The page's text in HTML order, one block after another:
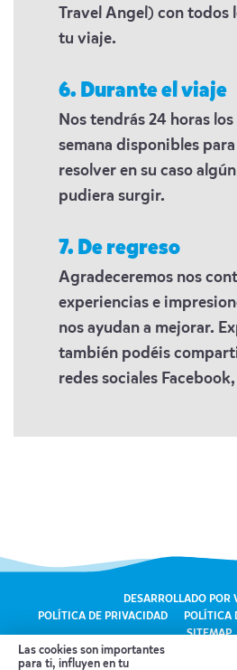
Travel Angel) con todos
tu viaje.
6. Durante el viaje
Nos tendrás 24 horas los
semana disponibles
resolver en su caso
pudiera surgir.
7. De regreso
Agradeceremos nos
experiencias e
nos ayudan a mejorar.
también podéis
redes sociales
DESARROLLADO POR
POLÍTICA DE PRIVACIDAD
POLÍTICA
SITEMAP
Las cookies son importantes
para ti, influyen en tu